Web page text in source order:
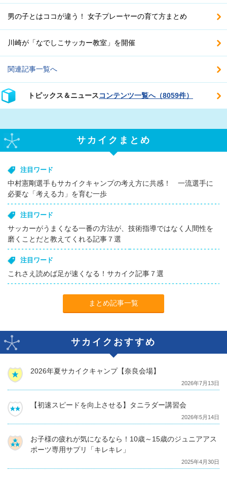
男の子とはココが違う！ 女子プレーヤーの育て方まとめ
川崎が「なでしこサッカー教室」を開催
関連記事一覧へ
トピックス＆ニュースコンテンツ一覧へ（8059件）
サカイクまとめ
注目ワード
中村憲剛選手もサカイクキャンプの考え方に共感！ 一流選手に
必要な「考える力」を育む一歩
注目ワード
サッカーがうまくなる一番の方法が、技術指導ではなく人間性を
磨くことだと教えてくれる記事７選
注目ワード
これさえ読めば足が速くなる！サカイク記事７選
まとめ記事一覧
サカイクおすすめ
2026年夏サカイクキャンプ【奈良会場】
2026年7月13日
【初速スピードを向上させる】タニラダー講習会
2026年5月14日
お子様の疲れが気になるなら！10歳～15歳のジュニアアス
ポーツ専用サプリ「キレキレ」
2025年4月30日